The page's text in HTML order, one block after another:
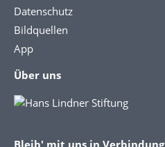
Datenschutz
Bildquellen
App
Über uns
Bleib' mit uns in Verbindung